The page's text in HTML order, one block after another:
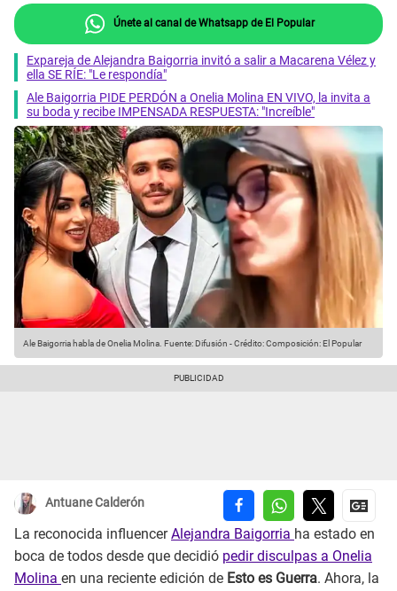
Únete al canal de Whatsapp de El Popular
Expareja de Alejandra Baigorria invitó a salir a Macarena Vélez y
ella SE RÍE: "Le respondía"
Ale Baigorria PIDE PERDÓN a Onelia Molina EN VIVO, la invita a
su boda y recibe IMPENSADA RESPUESTA: "Increíble"
Ale Baigorria habla de Onelia Molina. Fuente: Difusión -Crédito: Composición: El Popular
Antuane Calderón
La reconocida influencerAlejandra Baigorria ha estado en
boca de todos desde que decidió pedir disculpas a Onelia
Molina en una reciente edición de Esto es Guerra. Ahora, la